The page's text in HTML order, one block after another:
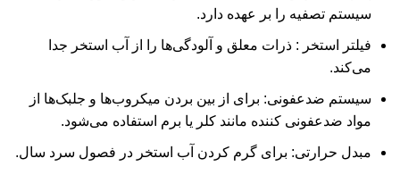
سیستم تصفیه را بر عهده دارد.
فیلتر استخر : ذرات معلق و آلودگی‌ها را از آب استخر جدا
می‌کند.
سیستم ضدعفونی: برای از بین بردن میکروب‌ها و جلبک‌ها از
مواد ضدعفونی کننده مانند کلر یا برم استفاده می‌شود.
مبدل حرارتی: برای گرم کردن آب استخر در فصول سرد سال.